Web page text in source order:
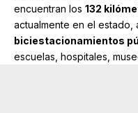
encuentran los 132
actualmente en el estado,
biciestacionamientos
escuelas, hospitales,